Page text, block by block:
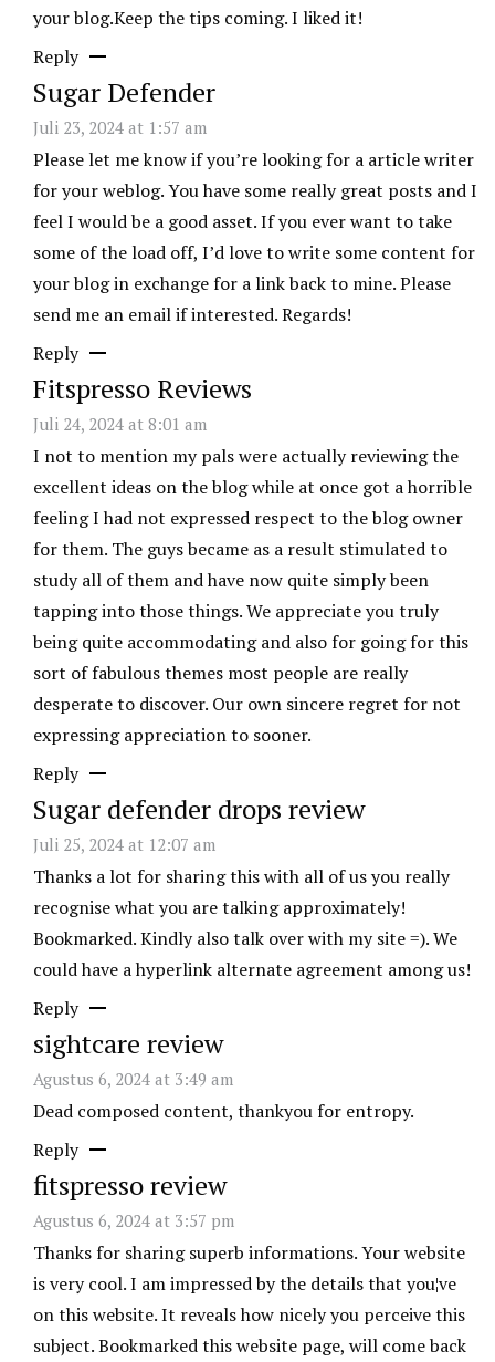
your blog.Keep the tips coming. I liked it!
Reply
Sugar Defender
Juli 23, 2024 at 1:57 am
Please let me know if you’re looking for a article writer
for your weblog. You have some really great posts and I
feel I would be a good asset. If you ever want to take
some of the load off, I’d love to write some content for
your blog in exchange for a link back to mine. Please
send me an email if interested. Regards!
Reply
Fitspresso Reviews
Juli 24, 2024 at 8:01 am
I not to mention my pals were actually reviewing the
excellent ideas on the blog while at once got a horrible
feeling I had not expressed respect to the blog owner
for them. The guys became as a result stimulated to
study all of them and have now quite simply been
tapping into those things. We appreciate you truly
being quite accommodating and also for going for this
sort of fabulous themes most people are really
desperate to discover. Our own sincere regret for not
expressing appreciation to sooner.
Reply
Sugar defender drops review
Juli 25, 2024 at 12:07 am
Thanks a lot for sharing this with all of us you really
recognise what you are talking approximately!
Bookmarked. Kindly also talk over with my site =). We
could have a hyperlink alternate agreement among us!
Reply
sightcare review
Agustus 6, 2024 at 3:49 am
Dead composed content, thankyou for entropy.
Reply
fitspresso review
Agustus 6, 2024 at 3:57 pm
Thanks for sharing superb informations. Your website
is very cool. I am impressed by the details that you¦ve
on this website. It reveals how nicely you perceive this
subject. Bookmarked this website page, will come back